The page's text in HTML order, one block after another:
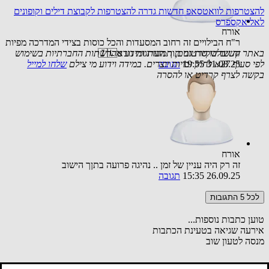
להצטרפות לוואטסאפ חדשות גדרה להצטרפות לקבוצת דילים וקופונים
לאליאקספרס
באתר זה שולבו סרטונים, תמונות ומידע מהרשתות החברתיות בשימוש
לפי סעיף 27א לחוק זכויות יוצרים. במידה וידוע מי צילם
שלחו למייל
בקשה לצרף קרדיט או להסרה
אורח
ר"ח הבילויים זה רחוב המסעדות והכל כוסות בצידי המדרכה מפיות
קשים שקיות גם תוך הערוגות נורא🇮🇱
31.08.25 19:55
תגובה
אורח
זה רק היה עניין של זמן .. נהיגה פרועה בתןך הישוב
26.09.25 15:35
תגובה
לכל 5 התגובות
טוען כתבות נוספות...
אירעה שגיאה בטעינת הכתבות
מנסה לטעון שוב